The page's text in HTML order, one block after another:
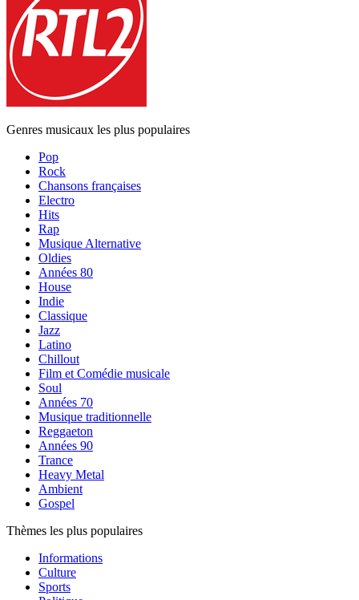
Genres musicaux les plus populaires
Pop
Rock
Chansons françaises
Electro
Hits
Rap
Musique Alternative
Oldies
Années 80
House
Indie
Classique
Jazz
Latino
Chillout
Film et Comédie musicale
Soul
Années 70
Musique traditionnelle
Reggaeton
Années 90
Trance
Heavy Metal
Ambient
Gospel
Thèmes les plus populaires
Informations
Culture
Sports